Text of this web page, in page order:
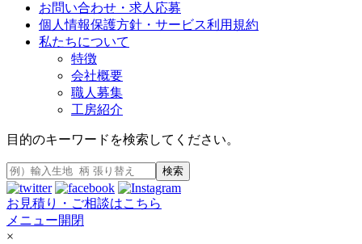
お問い合わせ・求人応募
個人情報保護方針・サービス利用規約
私たちについて
特徴
会社概要
職人募集
工房紹介
目的のキーワードを検索してください。
検索
お見積り・ご相談はこちら
メニュー開閉
×